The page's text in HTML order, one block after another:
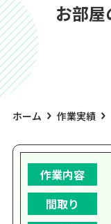
お部
ホーム 作業実績
作業内容
間取り